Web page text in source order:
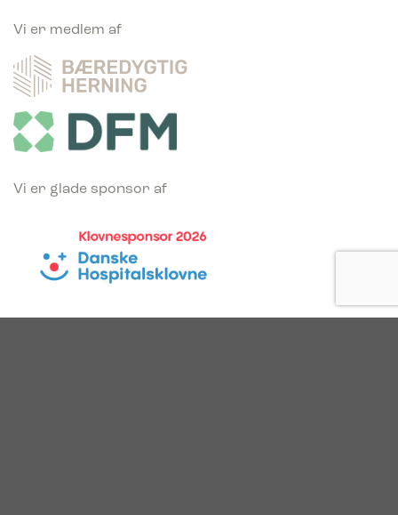
Vi er medlem af
Vi er glade sponsor af